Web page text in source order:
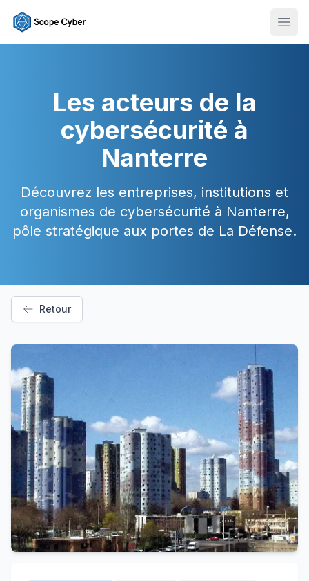
Les acteurs de la
cybersécurité à
Nanterre
Découvrez les entreprises, institutions et
organismes de cybersécurité à Nanterre,
pôle stratégique aux portes de La Défense.
Retour